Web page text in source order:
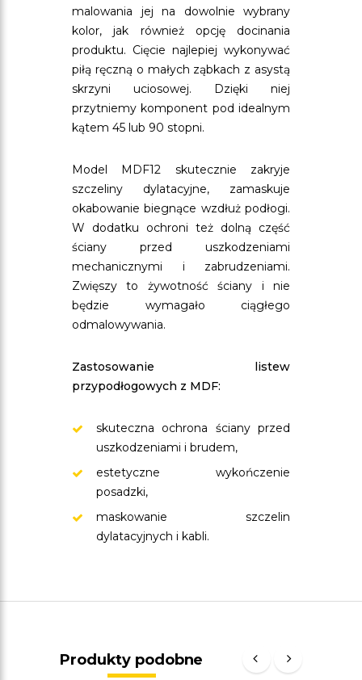
malowania jej na dowolnie wybrany
kolor, jak również opcję docinania
produktu. Cięcie najlepiej wykonywać
piłą ręczną o małych ząbkach z asystą
skrzyni uciosowej. Dzięki niej
przytniemy komponent pod idealnym
kątem 45 lub 90 stopni.
Model MDF12 skutecznie zakryje
szczeliny dylatacyjne, zamaskuje
okabowanie biegnące wzdłuż podłogi.
W dodatku ochroni też dolną część
ściany przed uszkodzeniami
mechanicznymi i zabrudzeniami.
Zwięszy to żywotność ściany i nie
będzie wymagało ciągłego
odmalowywania.
Zastosowanie listew
przypodłogowych z MDF:
skuteczna ochrona ściany przed
uszkodzeniami i brudem,
estetyczne wykończenie
posadzki,
maskowanie szczelin
dylatacyjnych i kabli.
Produkty podobne